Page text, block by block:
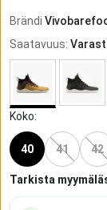
Brändi
Saatavuus:
Koko:
40 41 42
Tarkista